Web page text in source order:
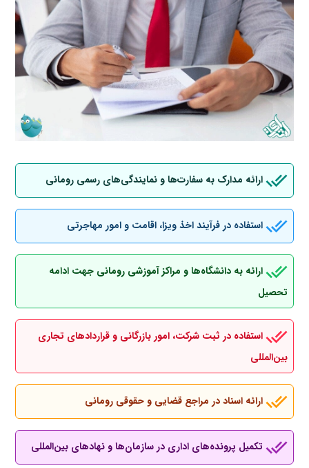
ارائه مدارک به سفارت‌ها و نمایندگی‌های رسمی رومانی
استفاده در فرآیند اخذ ویزا، اقامت و امور مهاجرتی
ارائه به دانشگاه‌ها و مراکز آموزشی رومانی جهت ادامه
تحصیل
استفاده در ثبت شرکت، امور بازرگانی و قراردادهای تجاری
بین‌المللی
ارائه اسناد در مراجع قضایی و حقوقی رومانی
تکمیل پرونده‌های اداری در سازمان‌ها و نهادهای بین‌المللی